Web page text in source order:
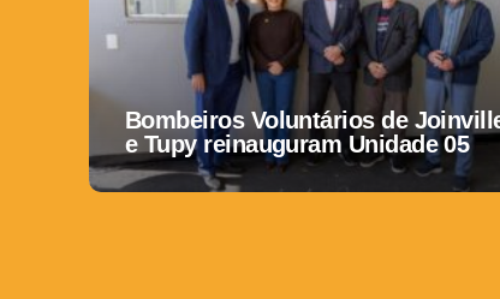
Bombeiros Voluntários de
e Tupy reinauguram Unidade 05